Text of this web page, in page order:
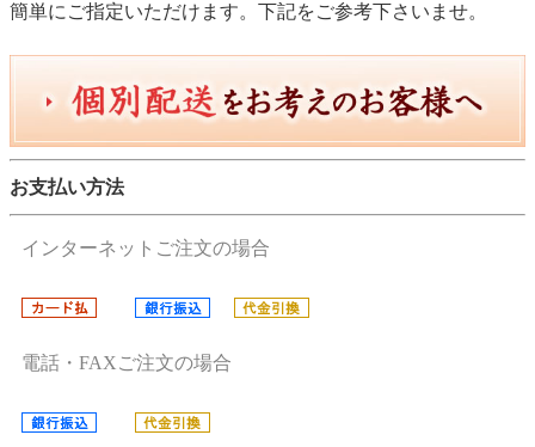
簡単にご指定いただけます。下記をご参考下さいませ。
お支払い方法
インターネットご注文の場合
電話・FAXご注文の場合